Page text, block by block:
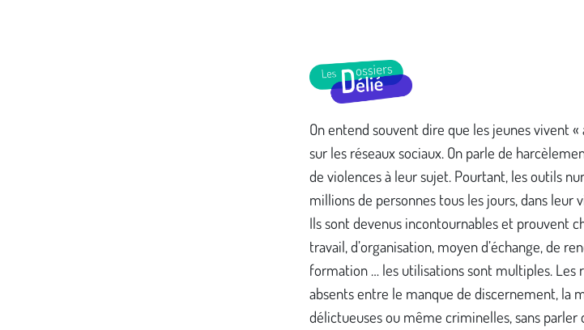
On entend souvent dire que les jeunes vivent
sur les réseaux sociaux. On parle de
de violences à leur sujet. Pourtant, les outils
millions de personnes tous les jours, dans leur
Ils sont devenus incontournables et prouvent
travail, d’organisation, moyen d’échange, de
formation … les utilisations sont multiples. Les
absents entre le manque de discernement, la
délictueuses ou même criminelles, sans parler